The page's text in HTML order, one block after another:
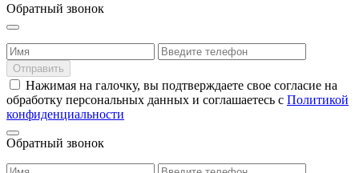
Обратный звонок
Отправить
Нажимая на галочку, вы подтверждаете свое согласие на
обработку персональных данных и соглашаетесь с Политикой
конфиденциальности
Обратный звонок